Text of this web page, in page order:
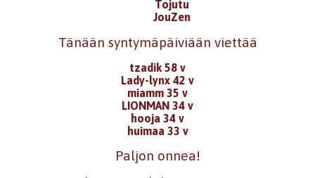
Tojutu
JouZen
Tänään syntymäpäiviään viettää
tzadik 58 v
Lady-lynx 42 v
miamm 35 v
LIONMAN 34 v
hooja 34 v
huimaa 33 v
Paljon onnea!